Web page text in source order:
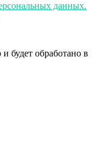
данных.
будет обработано в